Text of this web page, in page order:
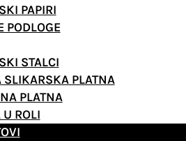
PAPIRI
PODLOGE
STALCI
SLIKARSKA PLATNA
PLATNA
U ROLI